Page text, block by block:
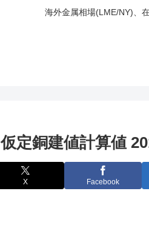
海外金属相場(LME/NY)、
定銅建値計算値
X Facebook